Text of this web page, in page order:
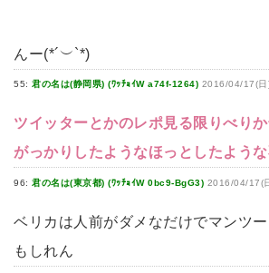
んー(*´︶`*)
55: 君の名は(静岡県) (ﾜｯﾁｮｲW a74f-1264) 2016/04/17(
ツイッターとかのレポ見る限りべり
がっかりしたようなほっとしたよう
96: 君の名は(東京都) (ﾜｯﾁｮｲW 0bc9-BgG3) 2016/04/17(
ベリカは人前がダメなだけでマンツ
もしれん